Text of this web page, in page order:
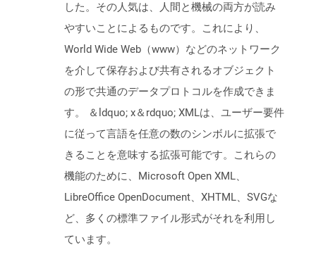
した。その人気は、人間と機械の両方が読み
やすいことによるものです。これにより、
World Wide Web（www）などのネットワーク
を介して保存および共有されるオブジェクト
の形で共通のデータプロトコルを作成できま
す。 ＆ldquo; x＆rdquo; XMLは、ユーザー要件
に従って言語を任意の数のシンボルに拡張で
きることを意味する拡張可能です。これらの
機能のために、Microsoft Open XML、
LibreOffice OpenDocument、XHTML、SVGな
ど、多くの標準ファイル形式がそれを利用し
ています。